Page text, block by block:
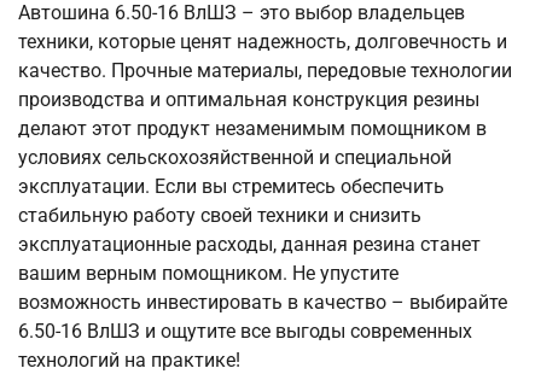
Автошина 6.50-16 ВлШЗ – это выбор владельцев
техники, которые ценят надежность, долговечность и
качество. Прочные материалы, передовые технологии
производства и оптимальная конструкция резины
делают этот продукт незаменимым помощником в
условиях сельскохозяйственной и специальной
эксплуатации. Если вы стремитесь обеспечить
стабильную работу своей техники и снизить
эксплуатационные расходы, данная резина станет
вашим верным помощником. Не упустите
возможность инвестировать в качество – выбирайте
6.50-16 ВлШЗ и ощутите все выгоды современных
технологий на практике!